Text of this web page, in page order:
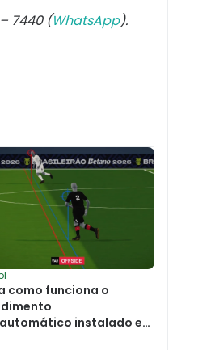
7440 (WhatsApp).
como funciona o
instalado em